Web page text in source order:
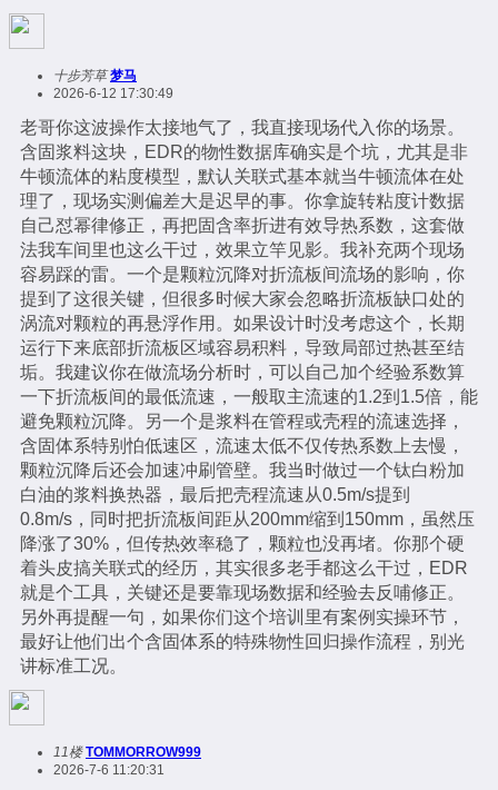
十步芳草 梦马
2026-6-12 17:30:49
老哥你这波操作太接地气了，我直接现场代入你的场景。
含固浆料这块，EDR的物性数据库确实是个坑，尤其是非
牛顿流体的粘度模型，默认关联式基本就当牛顿流体在处
理了，现场实测偏差大是迟早的事。你拿旋转粘度计数据
自己怼幂律修正，再把固含率折进有效导热系数，这套做
法我车间里也这么干过，效果立竿见影。我补充两个现场
容易踩的雷。一个是颗粒沉降对折流板间流场的影响，你
提到了这很关键，但很多时候大家会忽略折流板缺口处的
涡流对颗粒的再悬浮作用。如果设计时没考虑这个，长期
运行下来底部折流板区域容易积料，导致局部过热甚至结
垢。我建议你在做流场分析时，可以自己加个经验系数算
一下折流板间的最低流速，一般取主流速的1.2到1.5倍，能
避免颗粒沉降。另一个是浆料在管程或壳程的流速选择，
含固体系特别怕低速区，流速太低不仅传热系数上去慢，
颗粒沉降后还会加速冲刷管壁。我当时做过一个钛白粉加
白油的浆料换热器，最后把壳程流速从0.5m/s提到
0.8m/s，同时把折流板间距从200mm缩到150mm，虽然压
降涨了30%，但传热效率稳了，颗粒也没再堵。你那个硬
着头皮搞关联式的经历，其实很多老手都这么干过，EDR
就是个工具，关键还是要靠现场数据和经验去反哺修正。
另外再提醒一句，如果你们这个培训里有案例实操环节，
最好让他们出个含固体系的特殊物性回归操作流程，别光
讲标准工况。
11楼 TOMMORROW999
2026-7-6 11:20:31